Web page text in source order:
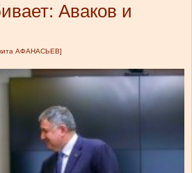
Аваков и
АФАНАСЬЕВ]